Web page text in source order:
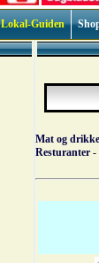
Lokal-Guiden
Mat og drikke
Resturanter -